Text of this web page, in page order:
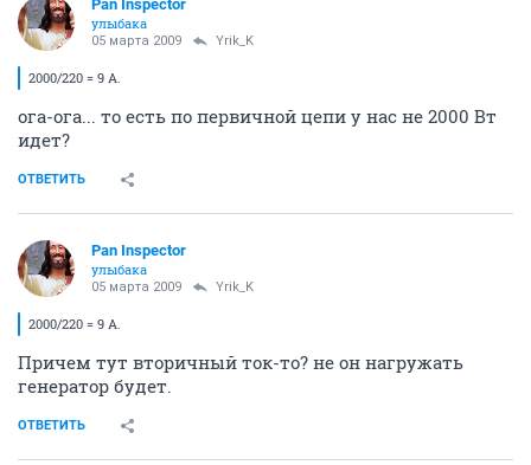
Pan Inspector
улыбака
05 марта 2009 Yrik_K
2000/220 = 9 А.
ога-ога... то есть по первичной цепи у нас не 2000 Вт
идет?
ОТВЕТИТЬ
Pan Inspector
улыбака
05 марта 2009 Yrik_K
2000/220 = 9 А.
Причем тут вторичный ток-то? не он нагружать
генератор будет.
ОТВЕТИТЬ